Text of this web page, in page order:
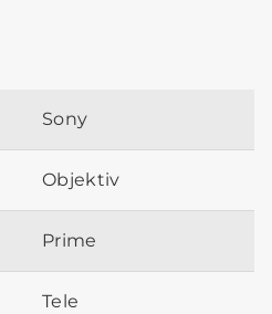
Sony
Objektiv
Prime
Tele